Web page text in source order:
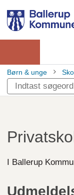
hovedindhold
Børn & unge
I Ballerup